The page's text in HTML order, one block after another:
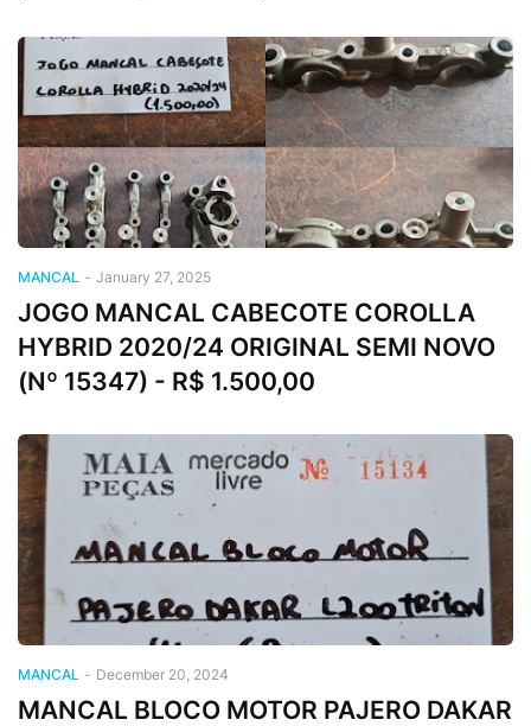
MANCAL - January 27, 2025
JOGO MANCAL CABECOTE COROLLA
HYBRID 2020/24 ORIGINAL SEMI NOVO
(Nº 15347) - R$ 1.500,00
MANCAL - December 20, 2024
MANCAL BLOCO MOTOR PAJERO DAKAR